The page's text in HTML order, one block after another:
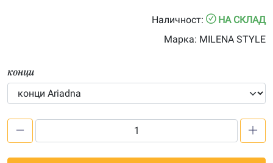
Наличност:
НА СКЛАД
Марка: MILENA STYLE
конци